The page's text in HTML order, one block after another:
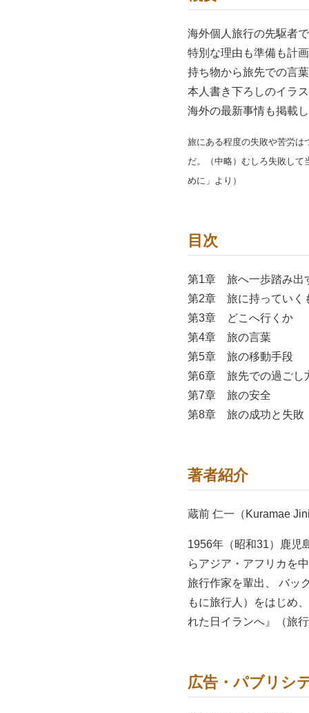
海外個人旅行の先駆者
特別な理由も準備も計
持ち物から旅先での言
本人書き下ろしのイラ
海外の最新事情も掲載
旅にある程度の失敗や苦労は
だ。（中略）むしろ失敗し
めに」より）
目次
第1章 旅へ一歩踏み出
第2章 旅に持っていく
第3章 どこへ行くか
第4章 旅の言葉
第5章 旅の移動手段
第6章 旅先での過ごし
第7章 旅の安全
第8章 旅の成功と失敗
著者紹介
蔵前 仁一（Kuramae
1956年（昭和31）鹿児
らアジア・アフリカを
旅行作家を輩出、 バッ
もに旅行人）をはじめ
れた日イランへ』（旅
広告・パブリシ